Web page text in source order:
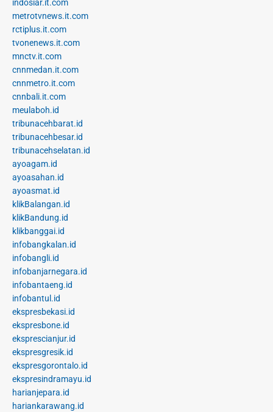
indosiar.it.com
metrotvnews.it.com
rctiplus.it.com
tvonenews.it.com
mnctv.it.com
cnnmedan.it.com
cnnmetro.it.com
cnnbali.it.com
meulaboh.id
tribunacehbarat.id
tribunacehbesar.id
tribunacehselatan.id
ayoagam.id
ayoasahan.id
ayoasmat.id
klikBalangan.id
klikBandung.id
klikbanggai.id
infobangkalan.id
infobangli.id
infobanjarnegara.id
infobantaeng.id
infobantul.id
ekspresbekasi.id
ekspresbone.id
eksprescianjur.id
ekspresgresik.id
ekspresgorontalo.id
ekspresindramayu.id
harianjepara.id
hariankarawang.id